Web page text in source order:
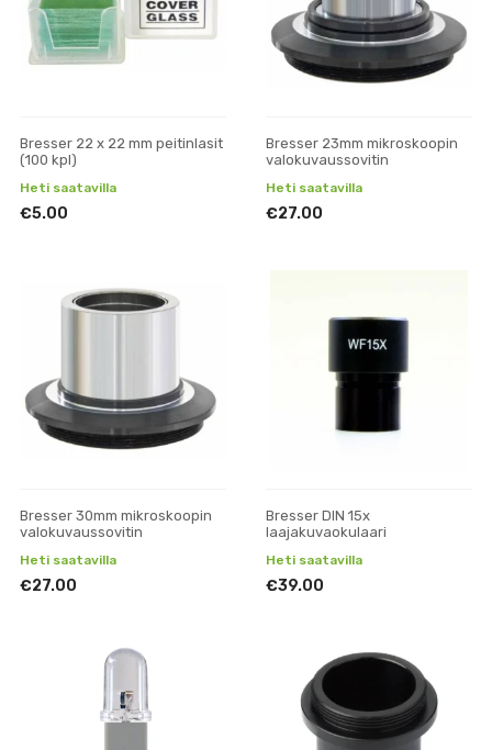
Bresser 22 x 22 mm peitinlasit
(100 kpl)
Heti saatavilla
€5.00
Bresser 23mm mikroskoopin
valokuvaussovitin
Heti saatavilla
€27.00
Bresser 30mm mikroskoopin
valokuvaussovitin
Heti saatavilla
€27.00
Bresser DIN 15x
laajakuvaokulaari
Heti saatavilla
€39.00